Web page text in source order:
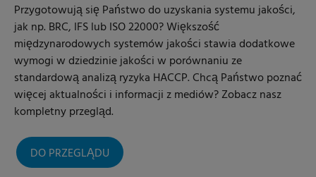
Przygotowują się Państwo do uzyskania systemu jakości,
jak np. BRC, IFS lub ISO 22000? Większość
międzynarodowych systemów jakości stawia dodatkowe
wymogi w dziedzinie jakości w porównaniu ze
standardową analizą ryzyka HACCP. Chcą Państwo poznać
więcej aktualności i informacji z mediów? Zobacz nasz
kompletny przegląd.
DO PRZEGLĄDU